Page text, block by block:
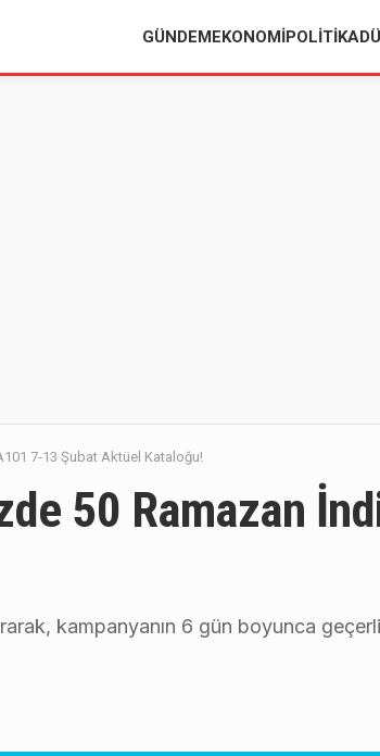
GÜNDEMEKONOMIPOLITIKA
7-13 Şubat Aktüel Kataloğu!
50 Ramazan
kampanyanın 6 gün boyunca geçerli